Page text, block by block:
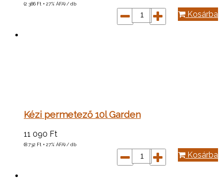
(2 386 Ft + 27% ÁFA) / db
Kosárba
Kézi permetező 10l Garden
11 090 Ft
(8 732 Ft + 27% ÁFA) / db
Kosárba